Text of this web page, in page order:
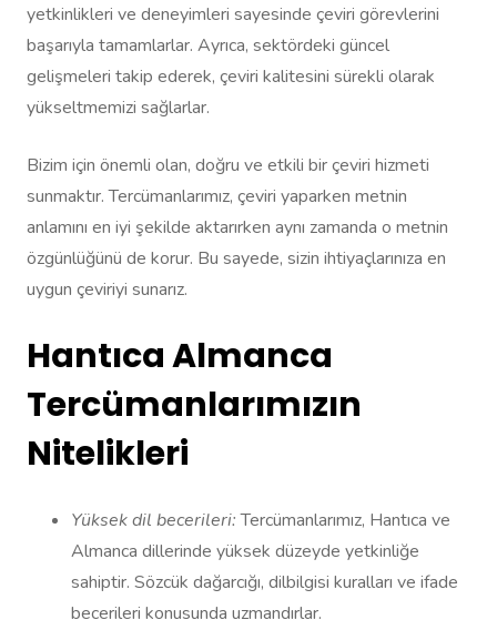
yetkinlikleri ve deneyimleri sayesinde çeviri görevlerini
başarıyla tamamlarlar. Ayrıca, sektördeki güncel
gelişmeleri takip ederek, çeviri kalitesini sürekli olarak
yükseltmemizi sağlarlar.
Bizim için önemli olan, doğru ve etkili bir çeviri hizmeti
sunmaktır. Tercümanlarımız, çeviri yaparken metnin
anlamını en iyi şekilde aktarırken aynı zamanda o metnin
özgünlüğünü de korur. Bu sayede, sizin ihtiyaçlarınıza en
uygun çeviriyi sunarız.
Hantıca Almanca
Tercümanlarımızın
Nitelikleri
Yüksek dil becerileri:Tercümanlarımız, Hantıca ve
Almanca dillerinde yüksek düzeyde yetkinliğe
sahiptir. Sözcük dağarcığı, dilbilgisi kuralları ve ifade
becerileri konusunda uzmandırlar.